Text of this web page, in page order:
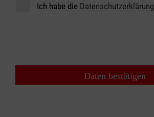
Ich habe die Datenschutzerklärung
Daten bestätigen